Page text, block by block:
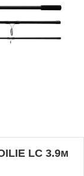
LC 3.9м